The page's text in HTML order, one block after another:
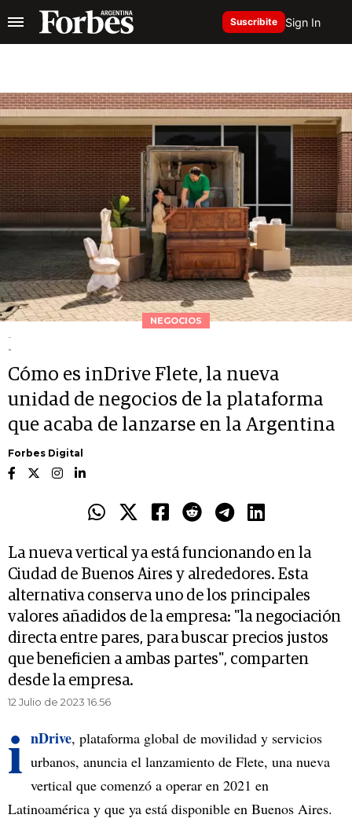
Suscribite Sign In
NEGOCIOS
-
-
Cómo es inDrive Flete, la nueva
unidad de negocios de la plataforma
que acaba de lanzarse en la Argentina
Forbes Digital
La nueva vertical ya está funcionando en la
Ciudad de Buenos Aires y alrededores. Esta
alternativa conserva uno de los principales
valores añadidos de la empresa: "la negociación
directa entre pares, para buscar precios justos
que beneficien a ambas partes", comparten
desde la empresa.
12 Julio de 2023 16.56
i nDrive, plataforma global de movilidad y servicios
urbanos, anuncia el lanzamiento de Flete, una nueva
vertical que comenzó a operar en 2021 en
Latinoamérica y que ya está disponible en Buenos Aires.